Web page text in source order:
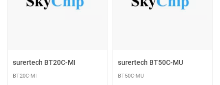
surertech BT20C-MI
BT20C-MI
surertech BT50C-MU
BT50C-MU